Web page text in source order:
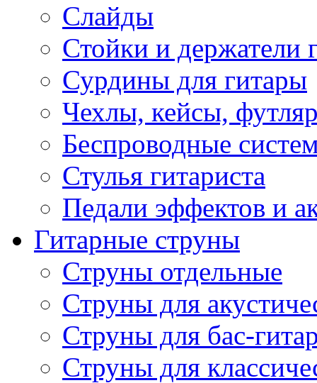
Слайды
Стойки и держатели
Сурдины для гитары
Чехлы, кейсы,
Беспроводные
Стулья гитариста
Педали эффектов и
Гитарные струны
Струны отдельные
Струны для
Струны для бас-
Струны для